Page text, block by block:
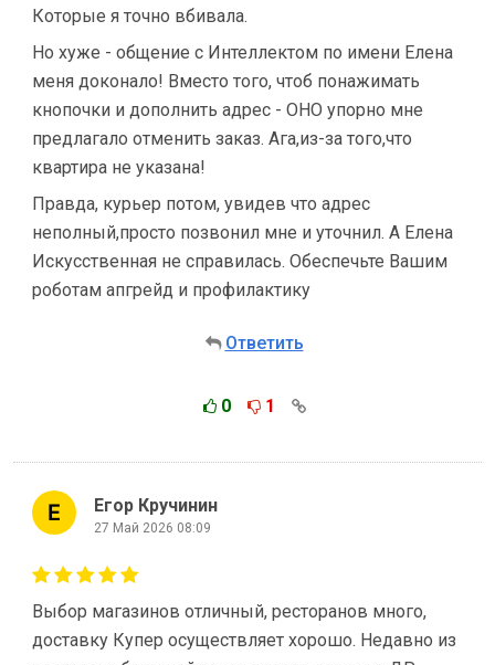
Которые я точно вбивала.
Но хуже - общение с Интеллектом по имени Елена
меня доконало! Вместо того, чтоб понажимать
кнопочки и дополнить адрес - ОНО упорно мне
предлагало отменить заказ. Ага,из-за того,что
квартира не указана!
Правда, курьер потом, увидев что адрес
неполный,просто позвонил мне и уточнил. А Елена
Искусственная не справилась. Обеспечьте Вашим
роботам апгрейд и профилактику
Ответить
0 1
Егор Кручинин
27 Май 2026 08:09
Выбор магазинов отличный, ресторанов много,
доставку Купер осуществляет хорошо. Недавно из